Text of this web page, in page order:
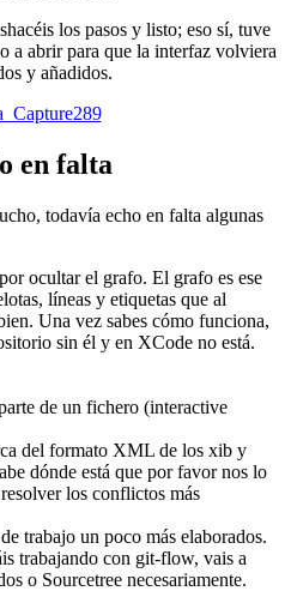
los pasos y listo; eso sí, tuve
a abrir para que la interfaz volviera
y añadidos.
en falta
todavía echo en falta algunas
ocultar el grafo. El grafo es ese
líneas y etiquetas que al
Una vez sabes cómo funciona,
sin él y en XCode no está.
de un fichero (interactive
del formato XML de los xib y
dónde está que por favor nos lo
los conflictos más
trabajo un poco más elaborados.
trabajando con git-flow, vais a
o Sourcetree necesariamente.